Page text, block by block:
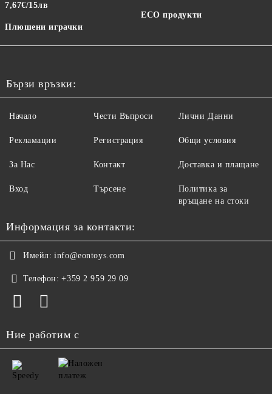
7,67€/15лв
Плюшени играчки
ECO продукти
Бързи връзки:
Начало
Рекламации
За Нас
Вход
Чести Въпроси
Регистрация
Контакт
Търсене
Лични Данни
Общи условия
Доставка и плащане
Политика за
връщане на стоки
Информация за контакти:
Имейл: info@eontoys.com
Телефон: +359 2 959 29 09
Ние работим с